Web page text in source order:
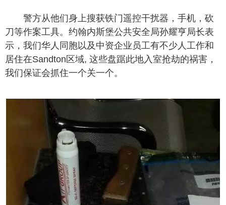
警方从他们身上搜获铁门遥控干扰器，手机，砍
刀等作案工具。约翰内斯堡公共安全局孙耀亨局长表
示，我们华人同胞以及中资企业员工有不少人工作和
居住在Sandton区域, 这些盘踞此地入室抢劫的祸害，
我们保证会抓住一个关一个。